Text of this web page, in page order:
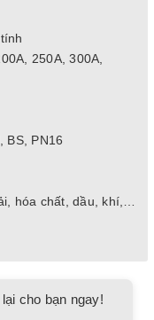
250A, 300A,
BS, PN16
hóa chất, dầu, khí,…
cho bạn ngay!